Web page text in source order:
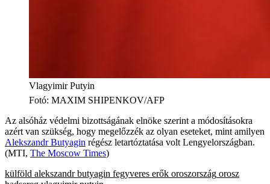
Vlagyimir Putyin
Fotó: MAXIM SHIPENKOV/AFP
Az alsóház védelmi bizottságának elnöke szerint a módosításokra
azért van szükség, hogy megelőzzék az olyan eseteket, mint amilyen
Alekszandr Butyagin régész letartóztatása volt Lengyelországban.
(MTI, The Moscow Times)
külföld alekszandr butyagin fegyveres erők oroszország orosz